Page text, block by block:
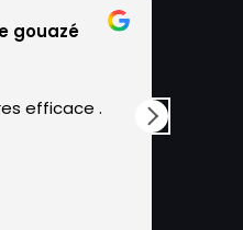
gouazé
efficace .